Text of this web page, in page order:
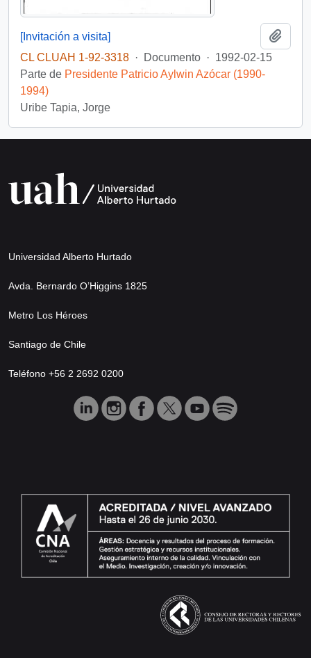
[Invitación a visita]
CL CLUAH 1-92-3318 · Documento · 1992-02-15
Parte de Presidente Patricio Aylwin Azócar (1990-
1994)
Uribe Tapia, Jorge
Universidad Alberto Hurtado
Avda. Bernardo O’Higgins 1825
Metro Los Héroes
Santiago de Chile
Teléfono +56 2 2692 0200